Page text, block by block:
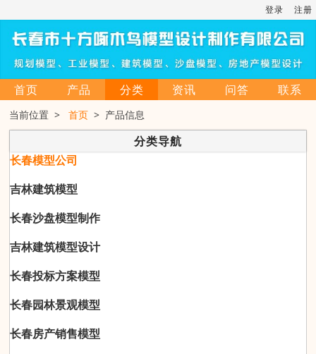
登录 注册
首页 产品 分类 资讯 问答 联系
当前位置 >首页 > 产品信息
分类导航
长春模型公司
吉林建筑模型
长春沙盘模型制作
吉林建筑模型设计
长春投标方案模型
长春园林景观模型
长春房产销售模型